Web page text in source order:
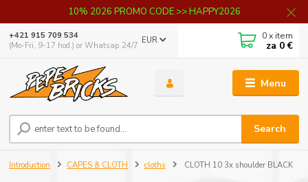
10% 2026 PROMO CODE >> HAPPY2026
Menu
EUR
Search
+421 915 709 534
(Mo-Fri, 9-17 hod.) or Whatsap 24/7
0x item
za 0 €
Introduction CAPES & CLOTH cloths CLOTH 10 3x shoulder BLACK